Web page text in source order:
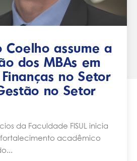
Coelho assume a
dos MBAs em
no Setor
no Setor
da Faculdade FISUL inicia
acadêmico